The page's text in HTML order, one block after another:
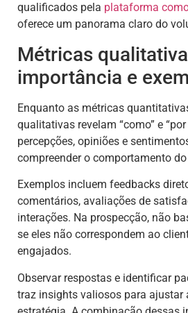
qualificados pela plataforma
oferece um panorama claro do
Métricas
importância e
Enquanto as métricas
qualitativas revelam “como” e
percepções, opiniões e
compreender o comportamento
Exemplos incluem feedbacks
comentários, avaliações de
interações. Na prospecção, não
se eles não correspondem ao
engajados.
Observar respostas e identificar
traz insights valiosos para ajustar